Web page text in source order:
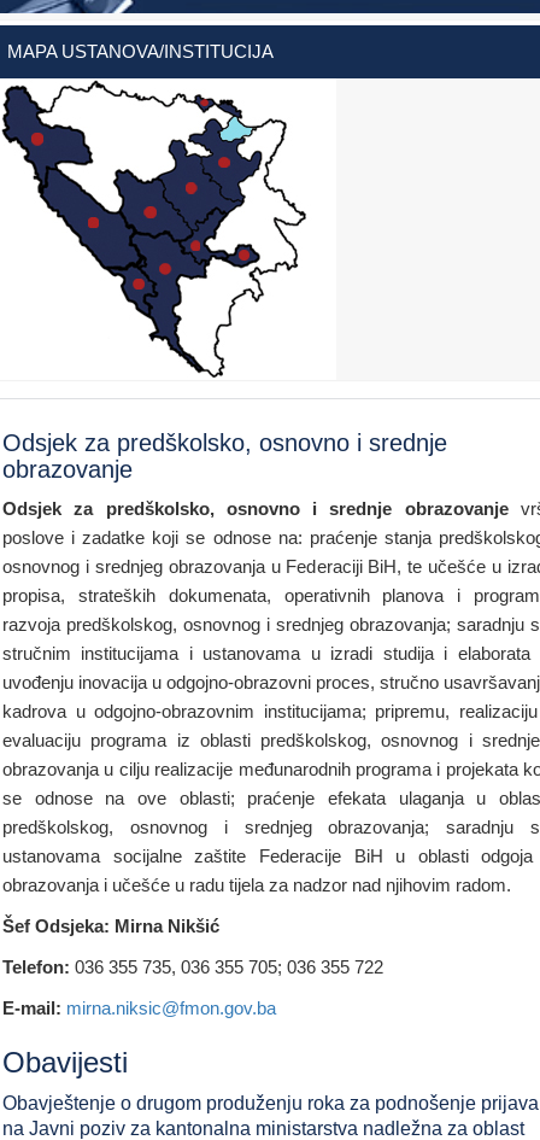
MAPA USTANOVA/INSTITUCIJA
Odsjek za predškolsko, osnovno i srednje
obrazovanje
Odsjek za predškolsko, osnovno i srednje obrazovanje
poslove i zadatke koji se odnose na: praćenje stanja
osnovnog i srednjeg obrazovanja u Federaciji BiH, te učešće u
propisa, strateških dokumenata, operativnih planova i
razvoja predškolskog, osnovnog i srednjeg obrazovanja; saradnju
stručnim institucijama i ustanovama u izradi studija i elaborata
uvođenju inovacija u odgojno-obrazovni proces, stručno
kadrova u odgojno-obrazovnim institucijama; pripremu,
evaluaciju programa iz oblasti predškolskog, osnovnog i
obrazovanja u cilju realizacije međunarodnih programa i projekata
se odnose na ove oblasti; praćenje efekata ulaganja u
predškolskog, osnovnog i srednjeg obrazovanja; saradnju
ustanovama socijalne zaštite Federacije BiH u oblasti
obrazovanja i učešće u radu tijela za nadzor nad njihovim radom.
Šef Odsjeka: Mirna Nikšić
Telefon: 036 355 735, 036 355 705; 036 355 722
E-mail: mirna.niksic@fmon.gov.ba
Obavijesti
Obavještenje o drugom produženju roka za podnošenje prijava
na Javni poziv za kantonalna ministarstva nadležna za oblast